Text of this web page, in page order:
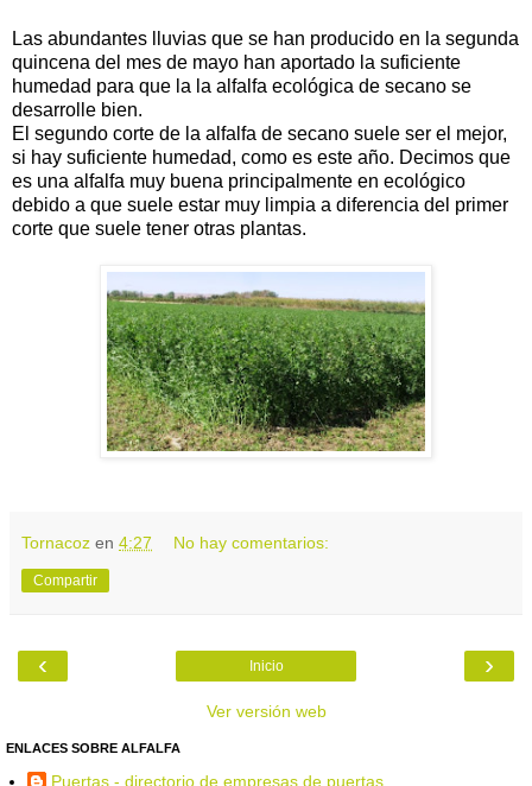
Las abundantes lluvias que se han producido en la segunda
quincena del mes de mayo han aportado la suficiente
humedad para que la la alfalfa ecológica de secano se
desarrolle bien.
El segundo corte de la alfalfa de secano suele ser el mejor,
si hay suficiente humedad, como es este año. Decimos que
es una alfalfa muy buena principalmente en ecológico
debido a que suele estar muy limpia a diferencia del primer
corte que suele tener otras plantas.
Tornacoz en 4:27 No hay comentarios:
Compartir
‹ ›
Inicio
Ver versión web
ENLACES SOBRE ALFALFA
Puertas - directorio de empresas de puertas